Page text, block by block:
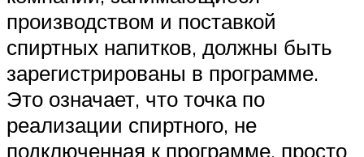
производством и поставкой
спиртных напитков, должны быть
зарегистрированы в программе.
Это означает, что точка по
реализации спиртного, не
подключенная к программе, просто